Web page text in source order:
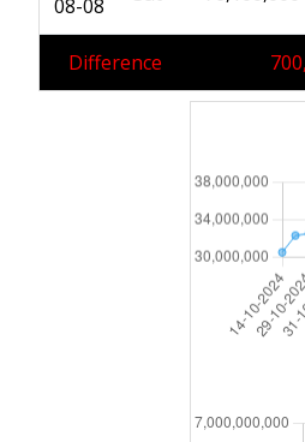
08-08
Difference